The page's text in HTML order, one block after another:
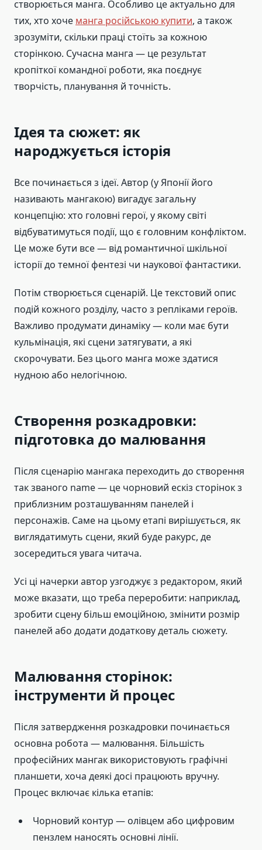
створюється манга. Особливо це актуально для
тих, хто хоче манга російською купити, а також
зрозуміти, скільки праці стоїть за кожною
сторінкою. Сучасна манга — це результат
кропіткої командної роботи, яка поєднує
творчість, планування й точність.
Ідея та сюжет: як
народжується історія
Все починається з ідеї. Автор (у Японії його
називають мангакою) вигадує загальну
концепцію: хто головні герої, у якому світі
відбуватимуться події, що є головним конфліктом.
Це може бути все — від романтичної шкільної
історії до темної фентезі чи наукової фантастики.
Потім створюється сценарій. Це текстовий опис
подій кожного розділу, часто з репліками героїв.
Важливо продумати динаміку — коли має бути
кульмінація, які сцени затягувати, а які
скорочувати. Без цього манга може здатися
нудною або нелогічною.
Створення розкадровки:
підготовка до малювання
Після сценарію мангака переходить до створення
так званого name — це чорновий ескіз сторінок з
приблизним розташуванням панелей і
персонажів. Саме на цьому етапі вирішується, як
виглядатимуть сцени, який буде ракурс, де
зосередиться увага читача.
Усі ці начерки автор узгоджує з редактором, який
може вказати, що треба переробити: наприклад,
зробити сцену більш емоційною, змінити розмір
панелей або додати додаткову деталь сюжету.
Малювання сторінок:
інструменти й процес
Після затвердження розкадровки починається
основна робота — малювання. Більшість
професійних мангак використовують графічні
планшети, хоча деякі досі працюють вручну.
Процес включає кілька етапів:
Чорновий контур — олівцем або цифровим
пензлем наносять основні лінії.